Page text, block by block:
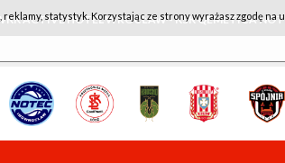
ACTIVE HOTEL WROCŁAW - KSK QEMETICA
statystyk. Korzystając ze strony wyrażasz zgodę na